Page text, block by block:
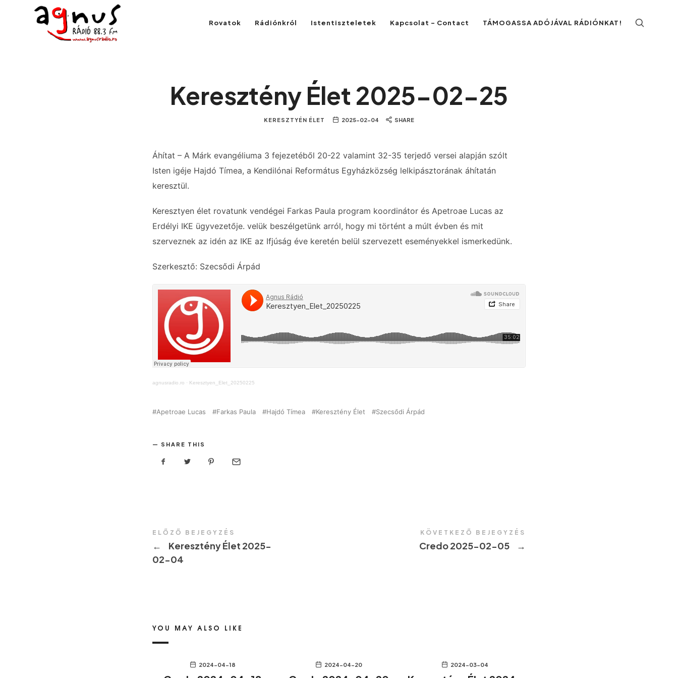
Agnus Rádió Rovatok Rádiónkról Istentiszteletek Kapcsolat – Contact TÁMOGASSA ADÓJÁVAL RÁDIÓNKAT!
Keresztény Élet 2025-02-25
KERESZTYÉN ÉLET 2025-02-04 SHARE
Áhítat – A Márk evangéliuma 3 fejezetéből 20-22 valamint 32-35 terjedő versei alapján szólt
Isten igéje Hajdó Tímea, a Kendilónai Református Egyházközség lelkipásztorának áhítatán
keresztül.
Keresztyen élet rovatunk vendégei Farkas Paula program koordinátor és Apetroae Lucas az
Erdélyi IKE ügyvezetője. velük beszélgetünk arról, hogy mi történt a múlt évben és mit
szerveznek az idén az IKE az Ifjúság éve keretén belül szervezett eseményekkel ismerkedünk.
Szerkesztő: Szecsődi Árpád
agnusradio.ro · Keresztyen_Elet_20250225
Apetroae Lucas Farkas Paula Hajdó Tímea Keresztény Élet Szecsődi Árpád
SHARE THIS
ELŐZŐ BEJEGYZÉS
←
Keresztény Élet 2025-
02-04
KÖVETKEZŐ BEJEGYZÉS
Credo 2025-02-05 →
YOU MAY ALSO LIKE
2024-04-18 2024-04-20 2024-03-04